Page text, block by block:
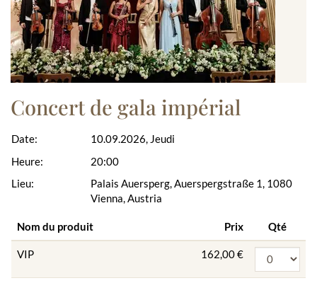
Concert de gala impérial
Date:
Heure:
Lieu:
10.09.2026, Jeudi
20:00
Palais Auersperg, Auerspergstraße 1, 1080
Vienna, Austria
Nom du produit Prix Qté
VIP 162,00 €